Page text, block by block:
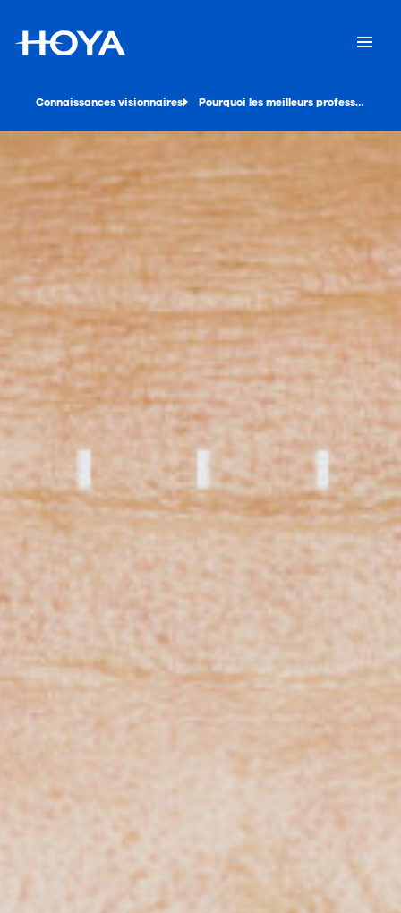
Connaissances visionnaires Pourquoi les meilleurs professionnels de la vue utilisent les réseaux sociaux